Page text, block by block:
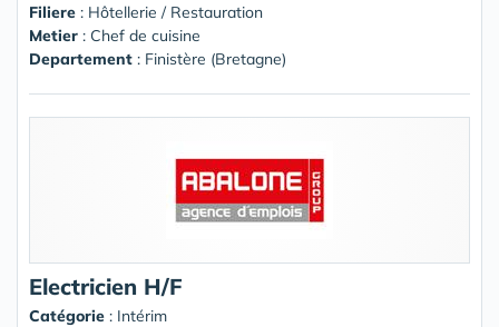
Filiere : Hôtellerie / Restauration
Metier : Chef de cuisine
Departement : Finistère (Bretagne)
Electricien H/F
Catégorie : Intérim